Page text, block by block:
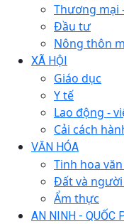
Thương mại
Đầu tư
Nông thôn
XÃ HỘI
Giáo dục
Y tế
Lao động -
Cải cách
VĂN HÓA
Tinh hoa
Đất và người
Ẩm thực
AN NINH - QUỐC